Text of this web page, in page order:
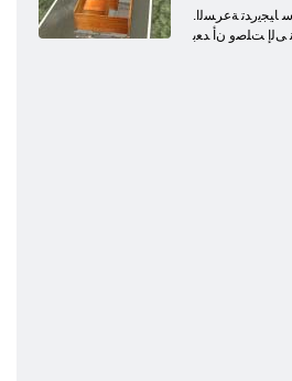
.ﺩﻼ ﺒﻟﺍ ﺮﺒﻋ ﻊﺋﺎﻀﺒﻟﺍ ﻦﻣ ﺔﻌﺳﺍﻭ ﺔﻋﻮﻤﺠﻣ ﻞﻘﻧ ﻲﻓ ﻞﻤﻌﺗ ﺓﺮﻴﺒﻛ ﺔﻛﺮﺷ ﻲﻓ ﺔﻔﻴ .ﻚﻤﺴﺟ ﻲﻓ ﺔﻔﻠﺘﺨﻣ ﺕﺎﻨﺤﺷ ﻞﻴﻤﺤﺗ ﻢﺘﻴﺳ ﺚﻴﺣ ﻉﺩﻮﺘﺴﻣ ﻰﻟﺇ ﺓﺩﺎﻴﻘﻠﻟ ﺔﻨﺣﺎﺸﻟﺍ .ﻖﻳﺮﻄﻟﺍ ﻝﻮﻃ ﻰﻠﻋ ﻙﺮﺤﺘﺗ ﻑﻮﺳ ﺎﻴﺠﻳﺭﺪﺗ ﺔﻋﺮﺴﻟﺍ
ﻰﻟﺇ ﺖﻠﺻﻭ ﻥﺃ ﺪﻌﺑ